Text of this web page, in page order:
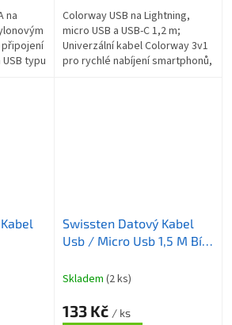
na
typu
Colorway USB na Lightning,
micro USB a USB-C 1,2 m;
Univerzální kabel Colorway 3v1
pro rychlé nabíjení smartphonů,
Swissten Datový Kabel
Usb / Micro Usb 1,5 M Bílý
Skladem (2 ks)
133 Kč / ks